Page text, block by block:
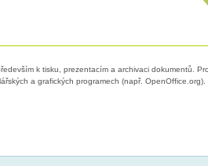
k tisku, prezentacím a archivaci dokumentů.
a grafických programech (např. OpenOffice.org).